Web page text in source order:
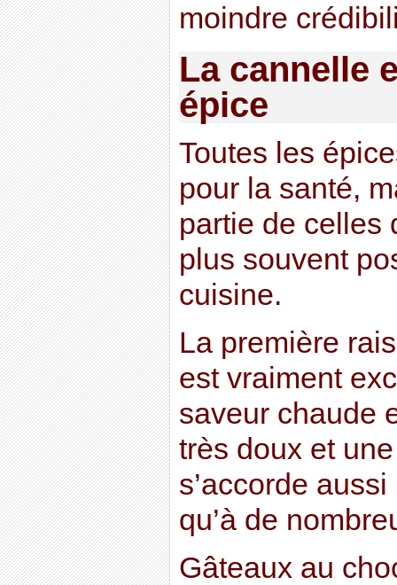
moindre
La cannelle
épice
Toutes les
pour la santé,
partie de celles
plus souvent
cuisine.
La première
est vraiment
saveur chaude
très doux et
s’accorde
qu’à de
Gâteaux au